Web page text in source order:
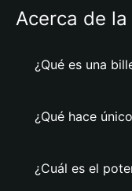
Acerca de
¿Qué es una
¿Qué hace
¿Cuál es el